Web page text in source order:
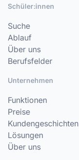
Schüler:innen
Suche
Ablauf
Über uns
Berufsfelder
Unternehmen
Funktionen
Preise
Kundengeschichten
Lösungen
Über uns